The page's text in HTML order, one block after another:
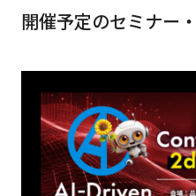
開催予定のセミナー